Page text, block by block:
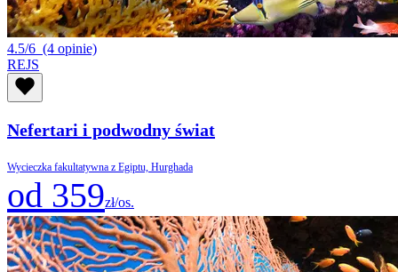
4.5/6 (4 opinie)
REJS
Nefertari i podwodny świat
Wycieczka fakultatywna z Egiptu, Hurghada
od 359zł/os.